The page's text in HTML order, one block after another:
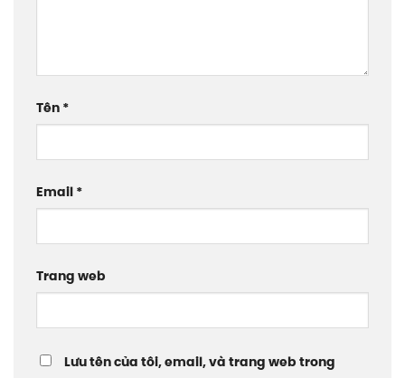
Tên *
Email *
Trang web
Lưu tên của tôi, email, và trang web trong